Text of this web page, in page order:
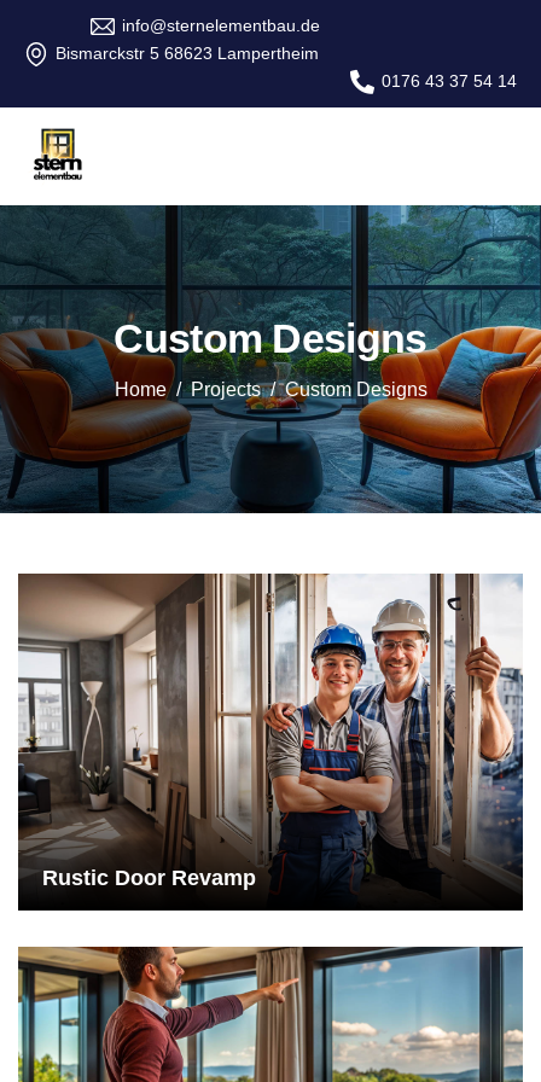
info@sternelementbau.de
Bismarckstr 5 68623 Lampertheim
0176 43 37 54 14
Custom Designs
Home Projects Custom Designs
Rustic Door Revamp